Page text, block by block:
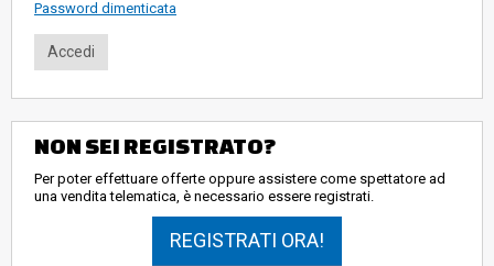
Password dimenticata
NON SEI REGISTRATO?
Per poter effettuare offerte oppure assistere come spettatore ad
una vendita telematica, è necessario essere registrati.
REGISTRATI ORA!